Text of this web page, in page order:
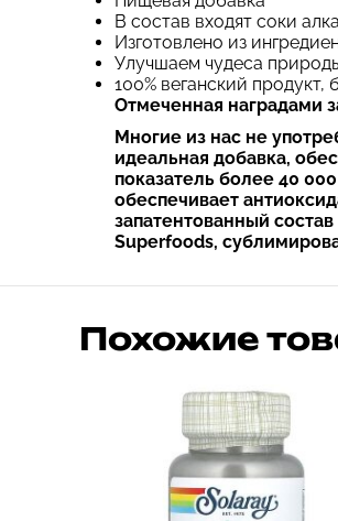
В состав входят соки
Изготовлено из
Улучшаем чудеса
100% веганский
Отмеченная наградами
Многие из нас не
идеальная добавка,
показатель более 40
обеспечивает
запатентованный
Superfoods,
Похожие